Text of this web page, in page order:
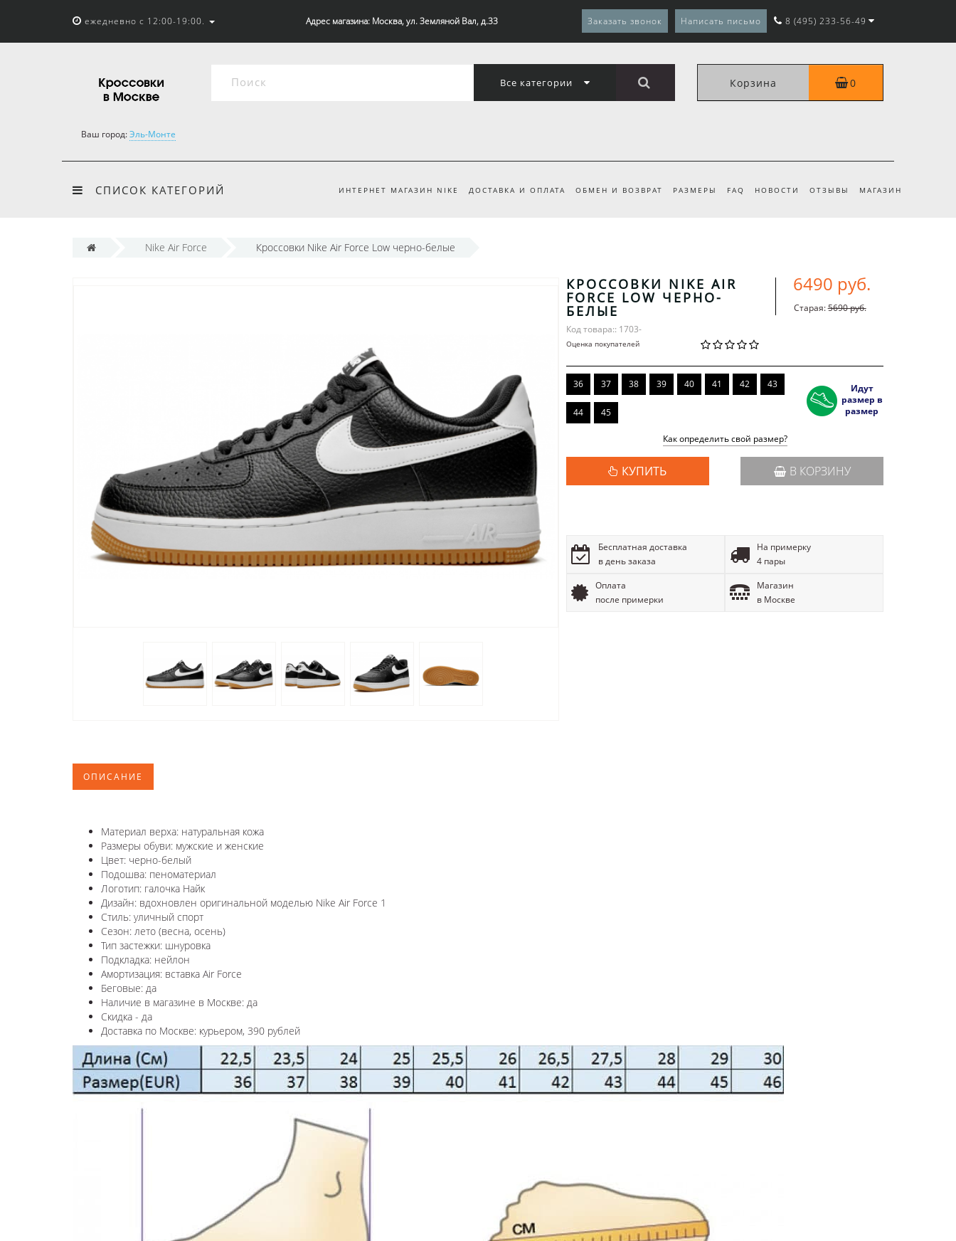
ежедневно с 12:00-19:00. Адрес магазина: Москва, ул. Земляной Вал, д.33 Заказать звонок Написать письмо 8 (495) 233-56-49
Все категории Корзина 0
Ваш город:Эль-Монте
СПИСОК КАТЕГОРИЙ ИНТЕРНЕТ МАГАЗИН NIKE ДОСТАВКА И ОПЛАТА ОБМЕН И ВОЗВРАТ РАЗМЕРЫ FAQ НОВОСТИ ОТЗЫВЫ МАГАЗИН
Nike Air Force Кроссовки Nike Air Force Low черно-белые
КРОССОВКИ NIKE AIR
FORCE LOW ЧЕРНО-
БЕЛЫЕ
Код товара:: 1703-
Оценка покупателей
6490 руб.
Старая:5690 руб.
36 37 38 39 40 41 42 43
44 45
Идут
размер в
размер
Как определить свой размер?
КУПИТЬ В КОРЗИНУ
Бесплатная доставка
в день заказа
На примерку
4 пары
Оплата
после примерки
Магазин
в Москве
ОПИСАНИЕ
Материал верха: натуральная кожа
Размеры обуви: мужские и женские
Цвет: черно-белый
Подошва: пеноматериал
Логотип: галочка Найк
Дизайн: вдохновлен оригинальной моделью Nike Air Force 1
Стиль: уличный спорт
Сезон: лето (весна, осень)
Тип застежки: шнуровка
Подкладка: нейлон
Амортизация: вставка Air Force
Беговые: да
Наличие в магазине в Москве: да
Скидка - да
Доставка по Москве: курьером, 390 рублей